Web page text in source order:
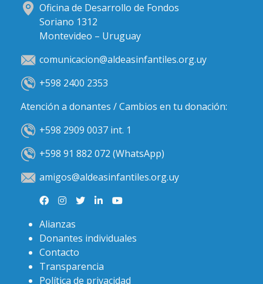
Oficina de Desarrollo de Fondos
Soriano 1312
Montevideo – Uruguay
comunicacion@aldeasinfantiles.org.uy
+598 2400 2353
Atención a donantes / Cambios en tu donación:
+598 2909 0037 int. 1
+598 91 882 072 (WhatsApp)
amigos@aldeasinfantiles.org.uy
Alianzas
Donantes individuales
Contacto
Transparencia
Política de privacidad